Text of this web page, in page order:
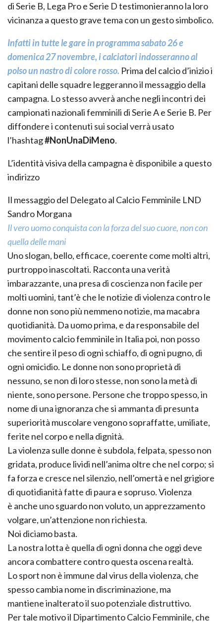
di Serie B, Lega Pro e Serie D testimonieranno la loro
vicinanza a questo grave tema con un gesto simbolico.
Infatti in tutte le gare in programma sabato 26 e
domenica 27 novembre, i calciatori indosseranno al
polso un nastro di colore rosso. Prima del calcio d’inizio i
capitani delle squadre leggeranno il messaggio della
campagna. Lo stesso avverà anche negli incontri dei
campionati nazionali femminili di Serie A e Serie B. Per
diffondere i contenuti sui social verrà usato
l’hashtag#NonUnaDiMeno.
L’identità visiva della campagna è disponibile a questo
indirizzo
Il messaggio del Delegato al Calcio Femminile LND
Sandro Morgana
Il vero uomo conquista con la forza del suo cuore, non con
quella delle mani
Uno slogan, bello, efficace, coerente come molti altri,
purtroppo inascoltati. Racconta una verità
imbarazzante, una presa di coscienza non facile per
molti uomini, tant’è che le notizie di violenza contro le
donne non sono più nemmeno notizie, ma macabra
quotidianità. Da uomo prima, e da responsabile del
movimento calcio femminile in Italia poi, non posso
che sentire il peso di ogni schiaffo, di ogni pugno, di
ogni omicidio. Le donne non sono proprietà di
nessuno, se non di loro stesse, non sono la metà di
niente, sono persone. Persone che troppo spesso, in
nome di una ignoranza che si ammanta di presunta
superiorità muscolare vengono sopraffatte, umiliate,
ferite nel corpo e nella dignità.
La violenza sulle donne è subdola, felpata, spesso non
gridata, produce lividi nell’anima oltre che nel corpo; si
fa forza e cresce nel silenzio, nell’omertà e nel grigiore
di quotidianità fatte di paura e sopruso. Violenza
è anche uno sguardo non voluto, un apprezzamento
volgare, un’attenzione non richiesta.
Noi diciamo basta.
La nostra lotta è quella di ogni donna che oggi deve
ancora combattere contro questa oscena realtà.
Lo sport non è immune dal virus della violenza, che
spesso cambia nome in discriminazione, ma
mantiene inalterato il suo potenziale distruttivo.
Per tale motivo il Dipartimento Calcio Femminile, che